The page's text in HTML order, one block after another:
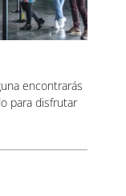
encontrarás
para disfrutar